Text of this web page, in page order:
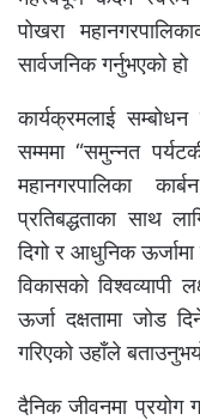
पोखरा
सार्वजनिक गर्नुभएको हो
कार्यक्रमलाई
सम्ममा “समुन्नत
महानगरपालिका
प्रतिबद्धताका साथ
दिगो र आधुनिक
विकासको
ऊर्जा दक्षतामा जोड
गरिएको उहाँले
दैनिक जीवनमा प्रयोग